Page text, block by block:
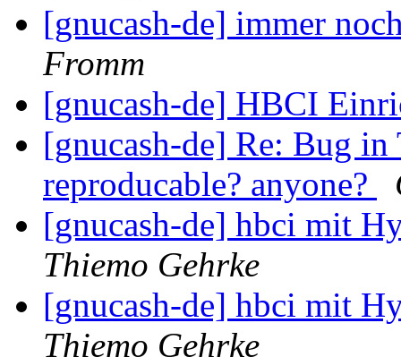
[gnucash-de] immer
Fromm
[gnucash-de] HBCI
[gnucash-de] Re: Bug
reproducable? anyone?
[gnucash-de] hbci mit
Thiemo Gehrke
[gnucash-de] hbci mit
Thiemo Gehrke